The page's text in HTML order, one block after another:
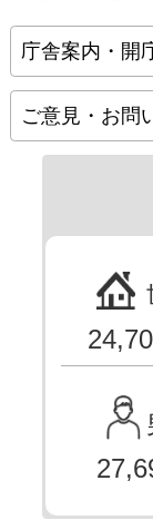
庁舎案内・開
ご意見・お問